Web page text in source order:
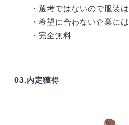
・選考ではないので服装
・希望に合わない企業に
・完全無料
03.内定獲得